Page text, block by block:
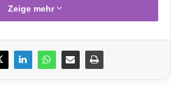
entweder eine Antwort oder
Aktion, etwa einem
Zeige mehr